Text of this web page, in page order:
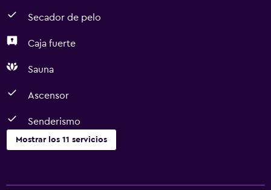
Secador de pelo
Caja fuerte
Sauna
Ascensor
Senderismo
Mostrar los 11 servicios
Ascensor